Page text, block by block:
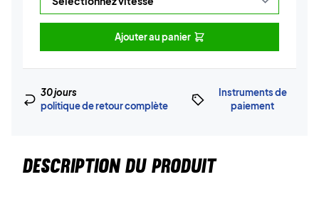
Ajouter au panier
30 jours
politique de retour complète
Instruments de
paiement
DESCRIPTION DU PRODUIT